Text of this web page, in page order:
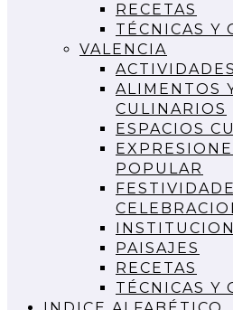
RECETAS
TÉCNICAS Y
VALENCIA
ALIMENTOS
CULINARIOS
ESPACIOS
POPULAR
PAISAJES
RECETAS
TÉCNICAS Y